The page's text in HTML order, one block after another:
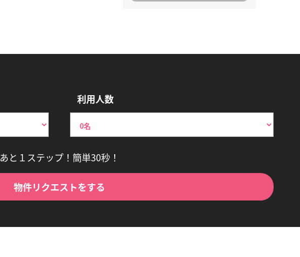
利用人数
あと１ステップ！簡単30秒！
物件リクエストをする